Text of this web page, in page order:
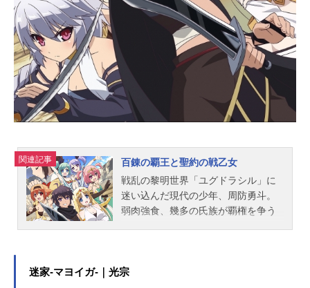
メーション制作：アニメーションス
タジオ・セブン主題歌OP：「恋せよ
みんな、ハイ！」PyxisED：「Return
erButterfly」立花理香公開開始年＆季
節2019春アニメ(C)紺野あずれ／双
葉...
関連記事
百錬の覇王と聖約の戦乙女
戦乱の黎明世界「ユグドラシル」に
迷い込んだ現代の少年、周防勇斗。
弱肉強食、幾多の氏族が覇権を争う
り詰めていた！異世界で王になった
迷家-マヨイガ-｜光宗